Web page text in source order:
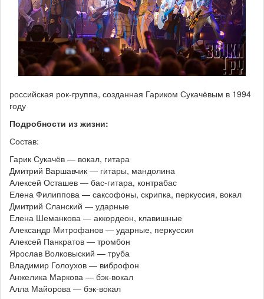
российская рок-группа, созданная Гариком Сукачёвым в 1994
году
Подробности из жизни:
Состав:
Гарик Сукачёв — вокал, гитара
Дмитрий Варшавчик — гитары, мандолина
Алексей Осташев — бас-гитара, контрабас
Елена Филиппова — саксофоны, скрипка, перкуссия, вокал
Дмитрий Сланский — ударные
Елена Шеманкова — аккордеон, клавишные
Александр Митрофанов — ударные, перкуссия
Алексей Панкратов — тромбон
Ярослав Волковыский — труба
Владимир Голоухов — виброфон
Анжелика Маркова — бэк-вокал
Алла Майорова — бэк-вокал